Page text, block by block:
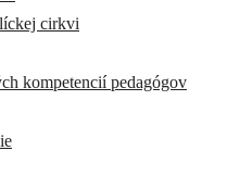
cirkvi
kompetencií pedagógov